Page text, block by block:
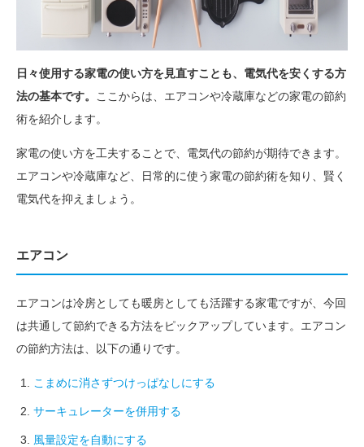
日々使用する家電の使い方を見直すことも、電気代を安くする方
法の基本です。
ここからは、エアコンや冷蔵庫などの家電の節約
術を紹介します。
家電の使い方を工夫することで、電気代の節約が期待できます。
エアコンや冷蔵庫など、日常的に使う家電の節約術を知り、賢く
電気代を抑えましょう。
エアコン
エアコンは冷房としても暖房としても活躍する家電ですが、今回
は共通して節約できる方法をピックアップしています。エアコン
の節約方法は、以下の通りです。
こまめに消さずつけっぱなしにする
サーキュレーターを併用する
風量設定を自動にする